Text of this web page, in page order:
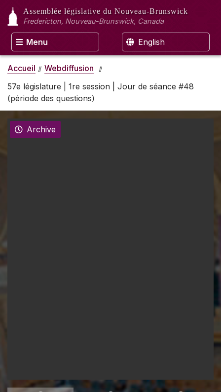
Assemblée législative du Nouveau-Brunswick
Fredericton, Nouveau-Brunswick, Canada
Menu English
Accueil
Webdiffusion
57e législature | 1re session | Jour de séance #48
(période des questions)
Archive